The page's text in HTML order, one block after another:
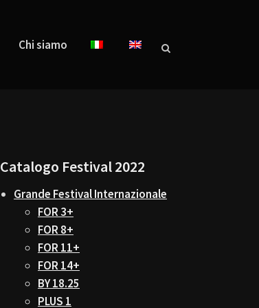
Chi siamo
Catalogo Festival 2022
Grande Festival Internazionale
FOR 3+
FOR 8+
FOR 11+
FOR 14+
BY 18.25
PLUS 1